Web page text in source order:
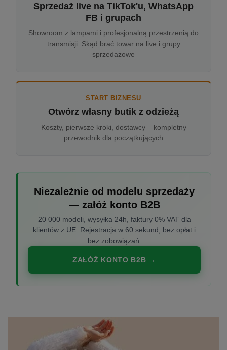
Sprzedaż live na TikTok'u, WhatsApp
FB i grupach
Showroom z lampami i profesjonalną przestrzenią do
transmisji. Skąd brać towar na live i grupy
sprzedażowe
START BIZNESU
Otwórz własny butik z odzieżą
Koszty, pierwsze kroki, dostawcy – kompletny
przewodnik dla początkujących
Niezależnie od modelu sprzedaży
— załóż konto B2B
20 000 modeli, wysyłka 24h, faktury 0% VAT dla
klientów z UE. Rejestracja w 60 sekund, bez opłat i
bez zobowiązań.
ZAŁÓŻ KONTO B2B →